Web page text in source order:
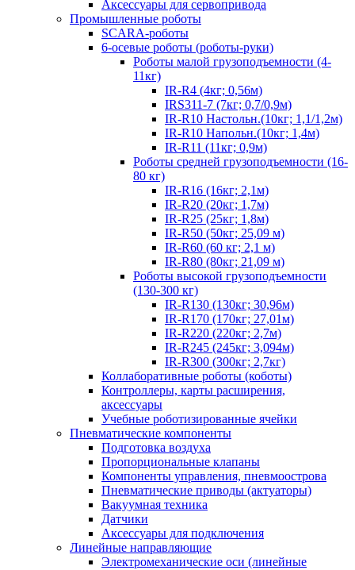
Аксессуары для сервопривода
Промышленные роботы
SCARA-роботы
6-осевые роботы (роботы-руки)
Роботы малой грузоподъемности (4-
11кг)
IR-R4 (4кг; 0,56м)
IRS311-7 (7кг; 0,7/0,9м)
IR-R10 Настольн.(10кг; 1,1/1,2м)
IR-R10 Напольн.(10кг; 1,4м)
IR-R11 (11кг; 0,9м)
Роботы средней грузоподъемности (16-
80 кг)
IR-R16 (16кг; 2,1м)
IR-R20 (20кг; 1,7м)
IR-R25 (25кг; 1,8м)
IR-R50 (50кг; 25,09 м)
IR-R60 (60 кг; 2,1 м)
IR-R80 (80кг; 21,09 м)
Роботы высокой грузоподъемности
(130-300 кг)
IR-R130 (130кг; 30,96м)
IR-R170 (170кг; 27,01м)
IR-R220 (220кг; 2,7м)
IR-R245 (245кг; 3,094м)
IR-R300 (300кг; 2,7кг)
Коллаборативные роботы (коботы)
Контроллеры, карты расширения,
аксессуары
Учебные роботизированные ячейки
Пневматические компоненты
Подготовка воздуха
Пропорциональные клапаны
Компоненты управления, пневмоострова
Пневматические приводы (актуаторы)
Вакуумная техника
Датчики
Аксессуары для подключения
Линейные направляющие
Электромеханические оси (линейные